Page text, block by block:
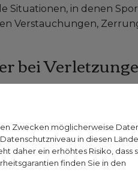
Situationen, in denen
Verstauchungen,
bei
ist, bleibt oft nichts
gleich ins
Bein durch einen
Arzt begutachtet
etwas gemacht werden
Zwecken möglicherweise
in diesen
daher ein erhöhtes Risiko, dass
finden Sie in den